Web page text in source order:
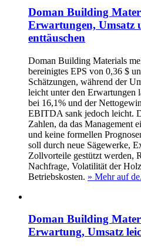
Doman Building
Erwartungen, Umsatz
enttäuschen
Doman Building Materials
bereinigtes EPS von 0,36 $
Schätzungen, während der
leicht unter den Erwartungen
bei 16,1% und der
EBITDA sank jedoch leicht.
Zahlen, da das Management
und keine formellen
soll durch neue Sägewerke,
Zollvorteile gestützt werden,
Nachfrage, Volatilität der
Betriebskosten. » Mehr auf
Doman Building
Erwartung, Umsatz